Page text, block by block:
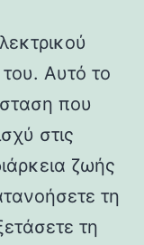
Αυτό το
που
στις
ζωής
τη
τη